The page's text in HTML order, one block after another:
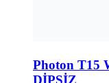
Photon T15
DİPSİZ